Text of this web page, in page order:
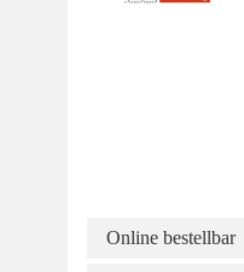
Online bestellbar